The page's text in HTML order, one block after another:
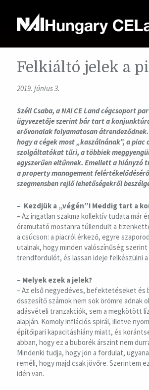
Felkiáltó jelek a
2019. június 3.
Széll Csaba, a NAI CE Land cégcsoport
ügyvezetője szerint bár tart a
erővonalak folyamatosan
hogy a cégek most „kaszálnának”, a piac
szolgáltatókat tűri, a többiek
egyszerűen eltűnnek. Emellett a hiányzó
a property management felértékelődéséről
szegmensben rejlő lehetőségekről
– Kezdjük a „végén”! Meddig tart a
– Az ingatlan szakma kollektív tudata már
óramutató mostanra túllendült a
a csúcson: a piacról érkező, egyre
utalnak, hogy minden valószínűség
trendfordulót, és lassan ideje felkészülni a
– Melyek ezek a jelek?
– Az első negyedéves, befektetéseket és
összesítő számok nem sok örömre adnak
adásvételi tranzakciók, sem a megkötött
alapján. Komoly inflációs spirál, illetve
építőipari kapacitáshiány miatt, és
abban, hogy ez a buborék árszint nem
Mindenki tudja, hogy jön a fordulat,
reméli, hogy majd csak jövőre. Szerintem
idén van.